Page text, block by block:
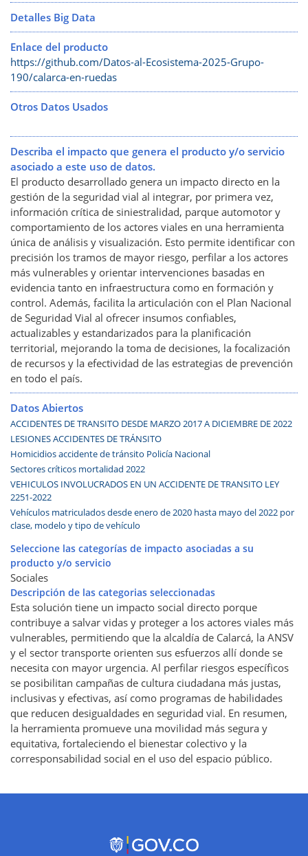
Detalles Big Data
Enlace del producto
https://github.com/Datos-al-Ecosistema-2025-Grupo-
190/calarca-en-ruedas
Otros Datos Usados
Describa el impacto que genera el producto y/o servicio
asociado a este uso de datos.
El producto desarrollado genera un impacto directo en la
gestión de la seguridad vial al integrar, por primera vez,
información crítica de siniestralidad, parque automotor y
comportamiento de los actores viales en una herramienta
única de análisis y visualización. Esto permite identificar con
precisión los tramos de mayor riesgo, perfilar a los actores
más vulnerables y orientar intervenciones basadas en
evidencia tanto en infraestructura como en formación y
control. Además, facilita la articulación con el Plan Nacional
de Seguridad Vial al ofrecer insumos confiables,
actualizables y estandarizados para la planificación
territorial, mejorando la toma de decisiones, la focalización
de recursos y la efectividad de las estrategias de prevención
en todo el país.
Datos Abiertos
ACCIDENTES DE TRANSITO DESDE MARZO 2017 A DICIEMBRE DE 2022
LESIONES ACCIDENTES DE TRÁNSITO
Homicidios accidente de tránsito Policía Nacional
Sectores críticos mortalidad 2022
VEHICULOS INVOLUCRADOS EN UN ACCIDENTE DE TRANSITO LEY
2251-2022
Vehículos matriculados desde enero de 2020 hasta mayo del 2022 por
clase, modelo y tipo de vehículo
Seleccione las categorías de impacto asociadas a su
producto y/o servicio
Sociales
Descripción de las categorias seleccionadas
Esta solución tiene un impacto social directo porque
contribuye a salvar vidas y proteger a los actores viales más
vulnerables, permitiendo que la alcaldía de Calarcá, la ANSV
y el sector transporte orienten sus esfuerzos allí donde se
necesita con mayor urgencia. Al perfilar riesgos específicos
se posibilitan campañas de cultura ciudadana más justas,
inclusivas y efectivas, así como programas de habilidades
que reducen desigualdades en seguridad vial. En resumen,
la herramienta promueve una movilidad más segura y
equitativa, fortaleciendo el bienestar colectivo y la
corresponsabilidad social en el uso del espacio público.